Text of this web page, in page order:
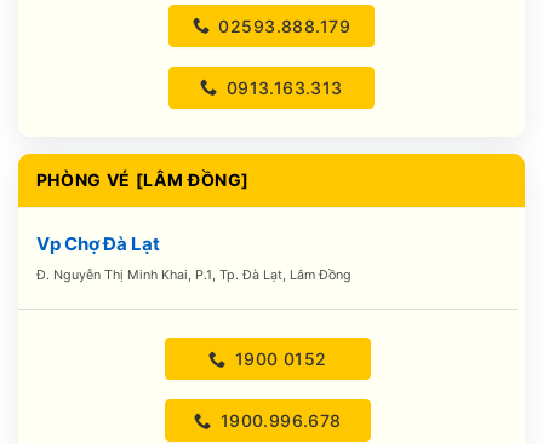
02593.888.179
0913.163.313
PHÒNG VÉ [LÂM ĐỒNG]
Vp Chợ Đà Lạt
Đ. Nguyễn Thị Minh Khai, P.1, Tp. Đà Lạt, Lâm Đồng
1900 0152
1900.996.678